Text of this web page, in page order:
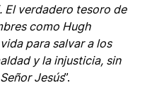
El verdadero tesoro de
como Hugh
para salvar a los
y la injusticia, sin
Jesús”.